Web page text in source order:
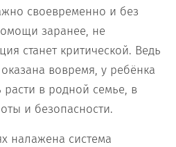
своевременно и без
заранее, не
станет критической. Ведь
вовремя, у ребёнка
в родной семье, в
и безопасности.
налажена система